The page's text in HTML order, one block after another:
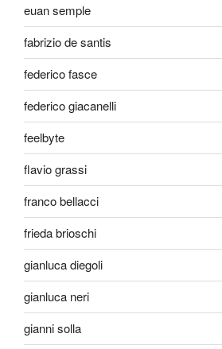
euan semple
fabrizio de santis
federico fasce
federico giacanelli
feelbyte
flavio grassi
franco bellacci
frieda brioschi
gianluca diegoli
gianluca neri
gianni solla